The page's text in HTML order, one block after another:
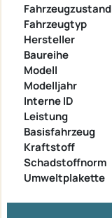
Fahrzeugzustand
Fahrzeugtyp
Hersteller
Baureihe
Modell
Modelljahr
Interne ID
Leistung
Basisfahrzeug
Kraftstoff
Schadstoffnorm
Umweltplakette